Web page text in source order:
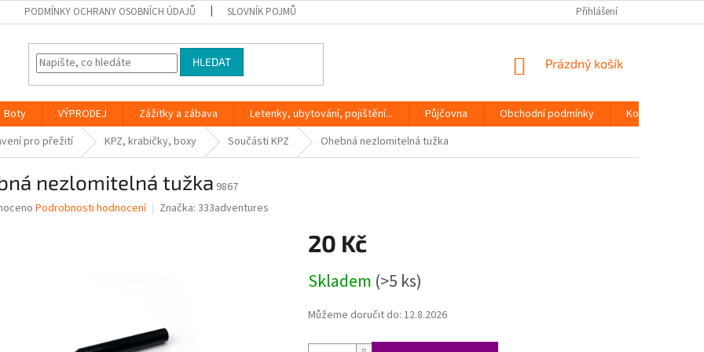
PODMÍNKY OCHRANY OSOBNÍCH ÚDAJŮ SLOVNÍK POJMŮ Přihlášení
HLEDAT
NÁKUPNÍ
Prázdný košík
Boty VÝPRODEJ Zážitky a zábava Letenky, ubytování, pojištění... Půjčovna Obchodní podmínky
Kontakty
pro přežití KPZ, krabičky, boxy Součásti KPZ Ohebná nezlomitelná tužka
nezlomitelná tužka 9867
Podrobnosti hodnocení Značka: 333adventures
20 Kč
cena:
Skladem (>5 ks)
Můžeme doručit do: 12.8.2026